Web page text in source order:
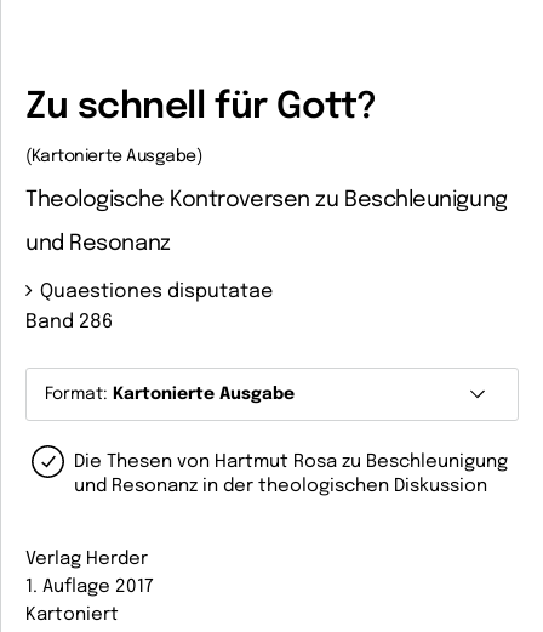
Zu schnell für Gott?
(Kartonierte Ausgabe)
Theologische Kontroversen zu Beschleunigung
und Resonanz
Quaestiones disputatae
Band 286
Format: Kartonierte Ausgabe
Die Thesen von Hartmut Rosa zu Beschleunigung
und Resonanz in der theologischen Diskussion
Verlag Herder
1. Auflage 2017
Kartoniert